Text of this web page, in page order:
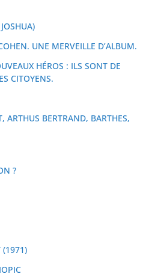
UNE MERVEILLE D’ALBUM.
HÉROS : ILS SONT DE
CITOYENS.
ARTHUS BERTRAND, BARTHES,
?
(1971)